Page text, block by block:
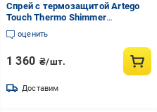
Спрей с термозащитой Artego
Touch Thermo Shimmer
двухфазный 150 мл
(2028205087)
оценить
1 360 ₴/шт.
Доставим